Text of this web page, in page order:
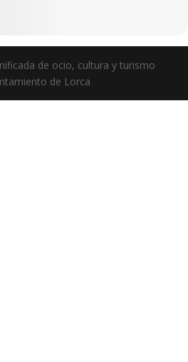
de ocio, cultura y turismo
de Lorca